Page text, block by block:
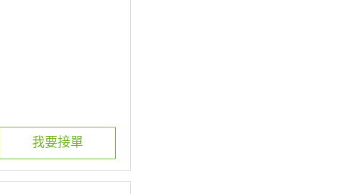
我要接單